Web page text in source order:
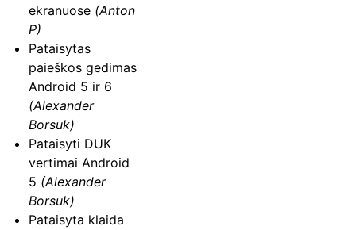
ekranuose (Anton
P)
Pataisytas
paieškos gedimas
Android 5 ir 6
(Alexander
Borsuk)
Pataisyti DUK
vertimai Android
5 (Alexander
Borsuk)
Pataisyta klaida